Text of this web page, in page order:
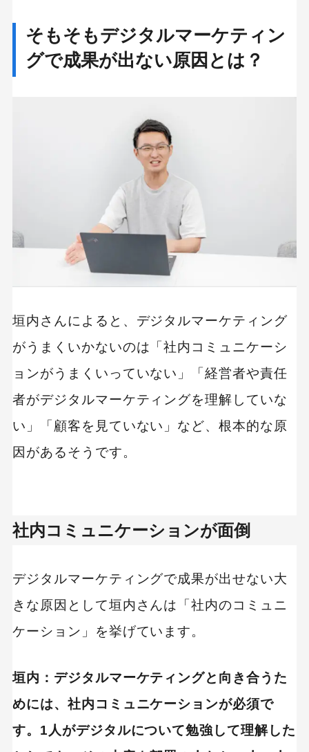
置く
顧客を知るために、実際に物を売ってみる
DX人材育成や採用におけるポイント
真面目に取り組ませない
雇用形態にこだわらない
人のマインドを変えるのではなく、マインドが
合う人を見つける
デジタルの無駄を一掃したい
そもそもデジタルマーケティン
グで成果が出ない原因とは？
垣内さんによると、デジタルマーケティング
がうまくいかないのは「社内コミュニケーシ
ョンがうまくいっていない」「経営者や責任
者がデジタルマーケティングを理解していな
い」「顧客を見ていない」など、根本的な原
因があるそうです。
社内コミュニケーションが面倒
デジタルマーケティングで成果が出せない大
きな原因として垣内さんは「社内のコミュニ
ケーション」を挙げています。
垣内：デジタルマーケティングと向き合うた
めには、社内コミュニケーションが必須で
す。1人がデジタルについて勉強して理解した